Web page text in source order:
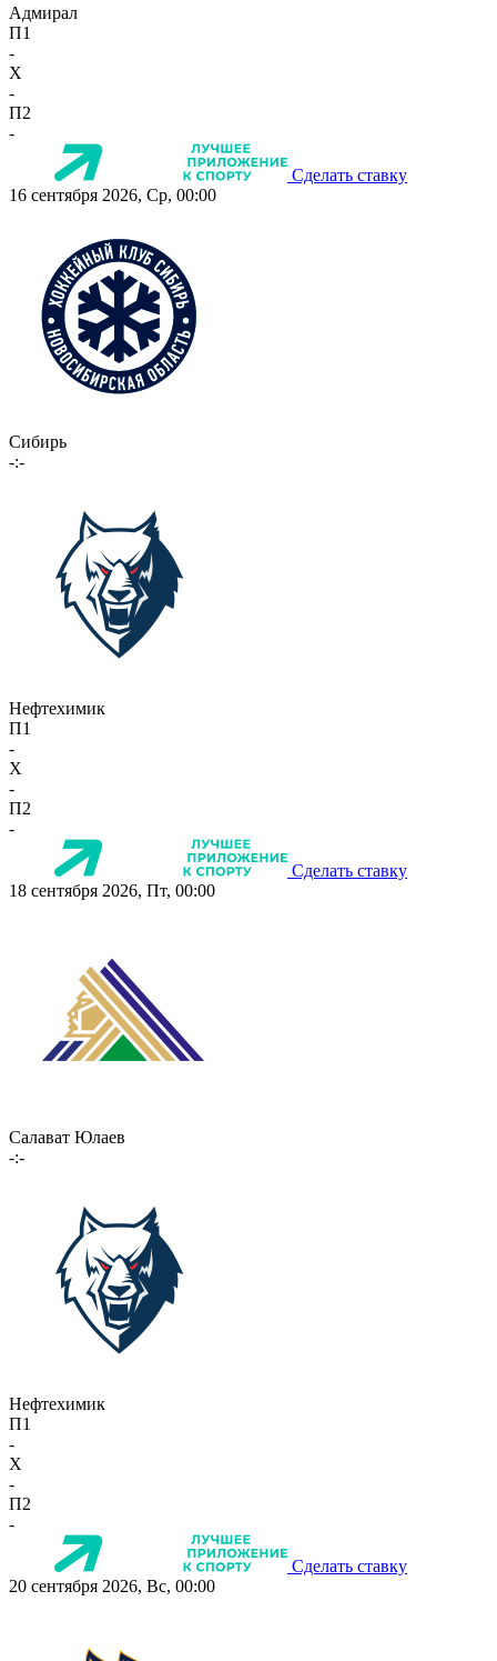
Адмирал
П1
-
X
-
П2
-
Сделать ставку
16 сентября 2026, Ср, 00:00
Сибирь
-:-
Нефтехимик
П1
-
X
-
П2
-
Сделать ставку
18 сентября 2026, Пт, 00:00
Салават Юлаев
-:-
Нефтехимик
П1
-
X
-
П2
-
Сделать ставку
20 сентября 2026, Вс, 00:00